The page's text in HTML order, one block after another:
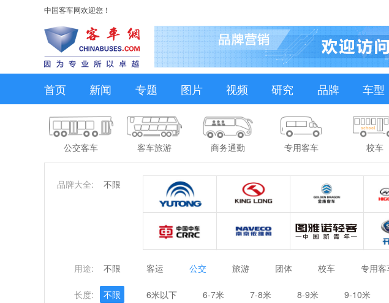
中国客车网欢迎您！
首页 新闻 专题 图片 视频 研究 品牌 车型
公交客车 客车旅游 商务通勤 专用客车 校车
品牌大全: 不限
用途: 不限 客运 公交 旅游 团体 校车 专用客
长度: 不限 6米以下 6-7米 7-8米 8-9米 9-10米